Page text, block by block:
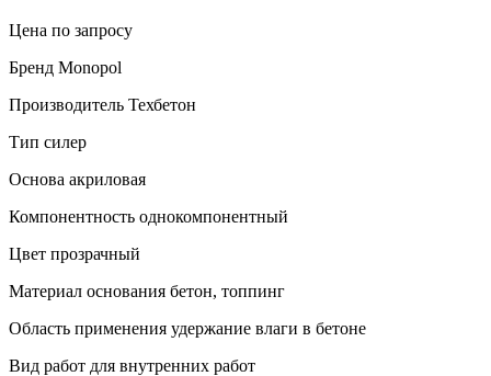
Цена по запросу
Бренд Monopol
Производитель Техбетон
Тип силер
Основа акриловая
Компонентность однокомпонентный
Цвет прозрачный
Материал основания бетон, топпинг
Область применения удержание влаги в бетоне
Вид работ для внутренних работ